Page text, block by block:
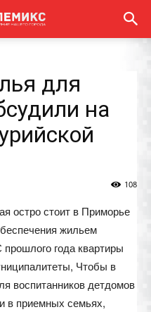
для
на
108
остро стоит в Приморье
жильем
года квартиры
Чтобы в
воспитанников детдомов
в приемных семьях,